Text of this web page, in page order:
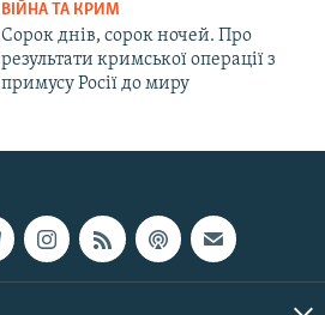
ВІЙНА ТА КРИМ
Сорок днів, сорок ночей. Про
результати кримської операції з
примусу Росії до миру